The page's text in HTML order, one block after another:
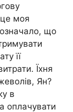
моя
що
її
Їхня
Ян?
в
оплачувати